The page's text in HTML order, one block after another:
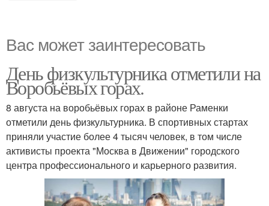
Вас может заинтересовать
День физкультурника отметили на
Воробьёвых горах.
8 августа на воробьёвых горах в районе Раменки
отметили день физкультурника. В спортивных стартах
приняли участие более 4 тысяч человек, в том числе
активисты проекта "Москва в Движении" городского
центра профессионального и карьерного развития.